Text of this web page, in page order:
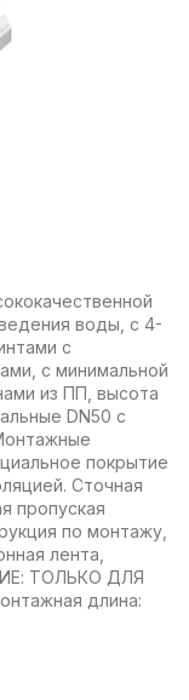
воды, с 4-
с
с минимальной
из ПП, высота
DN50 с
покрытие
Сточная
пропуская
по монтажу,
лента,
ТОЛЬКО ДЛЯ
длина: